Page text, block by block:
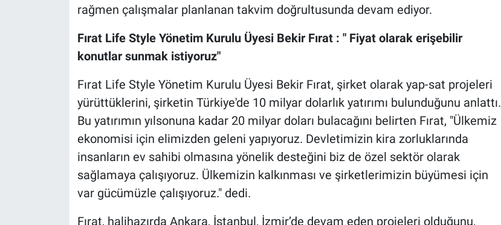
rağmen çalışmalar planlanan takvim doğrultusunda devam ediyor.
Fırat Life Style Yönetim Kurulu Üyesi Bekir Fırat : " Fiyat olarak erişebilir
konutlar sunmak istiyoruz"
Fırat Life Style Yönetim Kurulu Üyesi Bekir Fırat, şirket olarak yap-sat projeleri
yürüttüklerini, şirketin Türkiye'de 10 milyar dolarlık yatırımı bulunduğunu anlattı.
Bu yatırımın yılsonuna kadar 20 milyar doları bulacağını belirten Fırat, "Ülkemiz
ekonomisi için elimizden geleni yapıyoruz. Devletimizin kira zorluklarında
insanların ev sahibi olmasına yönelik desteğini biz de özel sektör olarak
sağlamaya çalışıyoruz. Ülkemizin kalkınması ve şirketlerimizin büyümesi için
var gücümüzle çalışıyoruz." dedi.
Fırat, halihazırda Ankara, İstanbul, İzmir’de devam eden projeleri olduğunu,